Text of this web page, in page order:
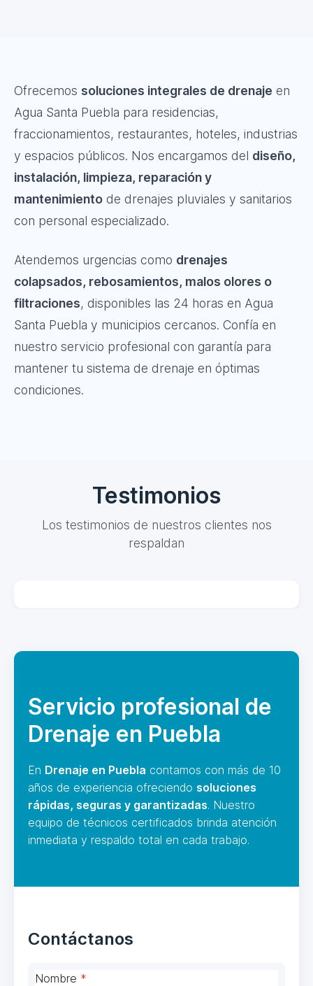
Ofrecemos soluciones integrales de drenaje en
Agua Santa Puebla para residencias,
fraccionamientos, restaurantes, hoteles, industrias
y espacios públicos. Nos encargamos del diseño,
instalación, limpieza, reparación y
mantenimiento de drenajes pluviales y sanitarios
con personal especializado.
Atendemos urgencias como drenajes
colapsados, rebosamientos, malos olores o
filtraciones, disponibles las 24 horas en Agua
Santa Puebla y municipios cercanos. Confía en
nuestro servicio profesional con garantía para
mantener tu sistema de drenaje en óptimas
condiciones.
Testimonios
Los testimonios de nuestros clientes nos
respaldan
Servicio profesional de
Drenaje en Puebla
En Drenaje en Puebla contamos con más de 10
años de experiencia ofreciendo soluciones
rápidas, seguras y garantizadas. Nuestro
equipo de técnicos certificados brinda atención
inmediata y respaldo total en cada trabajo.
Contáctanos
Nombre *